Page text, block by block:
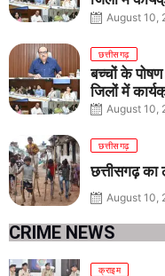
August 10,
छत्तीसगढ़
बच्चों के
जिलों में
August 10,
छत्तीसगढ़
छत्तीसगढ़ का
August 10,
CRIME NEWS
क्राइम